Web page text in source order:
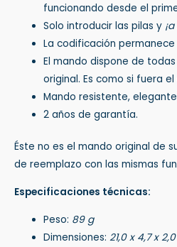
funcionando desde el
Solo introducir las pilas y
La codificación
El mando dispone de
original. Es como si fuera el
Mando resistente,
2 años de garantía.
Éste no es el mando original de
de reemplazo con las mismas
Especificaciones técnicas:
Peso: 89 g
Dimensiones:21,0 x 4,7 x